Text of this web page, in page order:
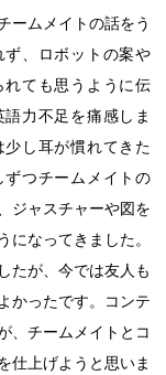
ームメイトの話をう
ず、ロボットの案や
ても思うように伝
力不足を痛感しま
少し耳が慣れてきた
ずつチームメイトの
ジャスチャーや図を
なってきました。
たが、今では友人も
かったです。コンテ
、チームメイトとコ
仕上げようと思いま